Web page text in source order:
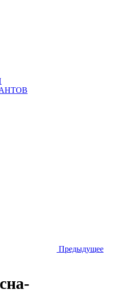
Предыдущее